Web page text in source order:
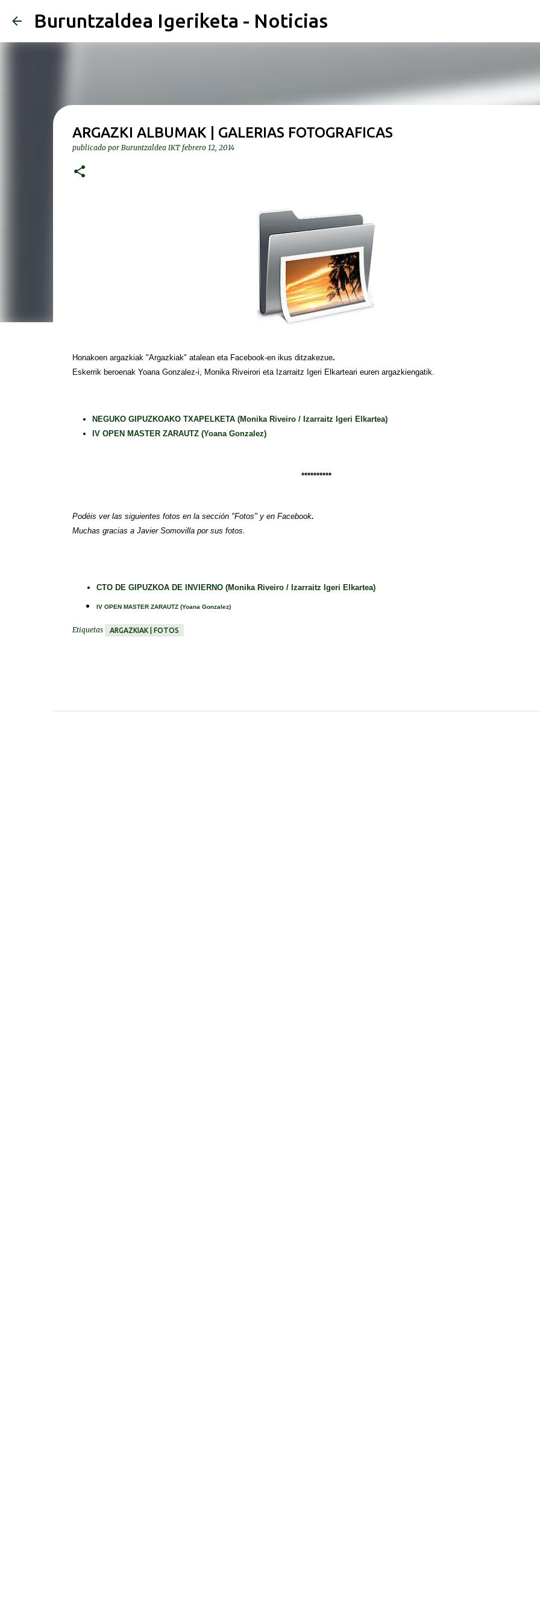
Buruntzaldea Igeriketa - Noticias
ARGAZKI ALBUMAK | GALERIAS FOTOGRAFICAS
publicado por Buruntzaldea IKT febrero 12, 2014
Honakoen argazkiak "Argazkiak" atalean eta Facebook-en ikus ditzakezue.
Eskerrik beroenak Yoana Gonzalez-i, Monika Riveirori eta Izarraitz Igeri Elkarteari euren argazkiengatik.
NEGUKO GIPUZKOAKO TXAPELKETA (Monika Riveiro / Izarraitz Igeri Elkartea)
IV OPEN MASTER ZARAUTZ (Yoana Gonzalez)
**********
Podéis ver las siguientes fotos en la sección "Fotos" y en Facebook.
Muchas gracias a Javier Somovilla por sus fotos.
CTO DE GIPUZKOA DE INVIERNO (Monika Riveiro / Izarraitz Igeri Elkartea)
IV OPEN MASTER ZARAUTZ (Yoana Gonzalez)
Etiquetas ARGAZKIAK | FOTOS